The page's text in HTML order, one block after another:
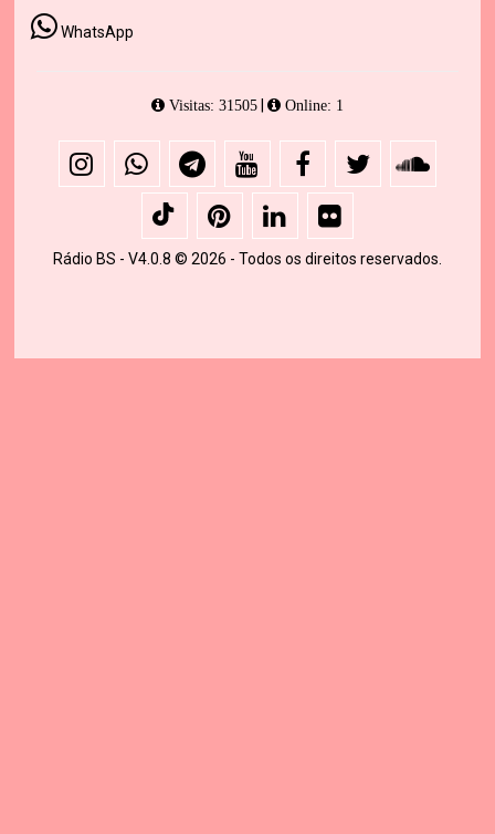
WhatsApp
Visitas: 31505| Online: 1
Rádio BS - V4.0.8 © 2026 - Todos os direitos reservados.